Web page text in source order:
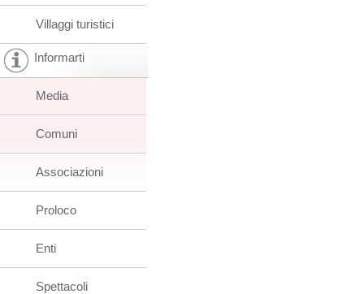
Villaggi turistici
Informarti
Media
Comuni
Associazioni
Proloco
Enti
Spettacoli